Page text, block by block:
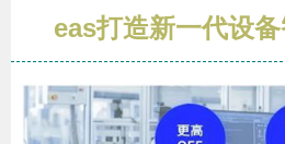
eas打造新一代设